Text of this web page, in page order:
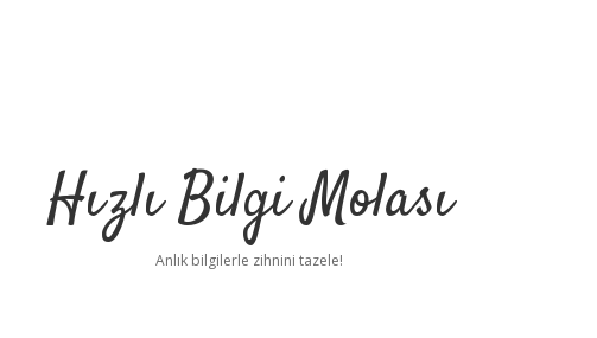
Hızlı Bilgi Molası
Anlık bilgilerle zihnini tazele!